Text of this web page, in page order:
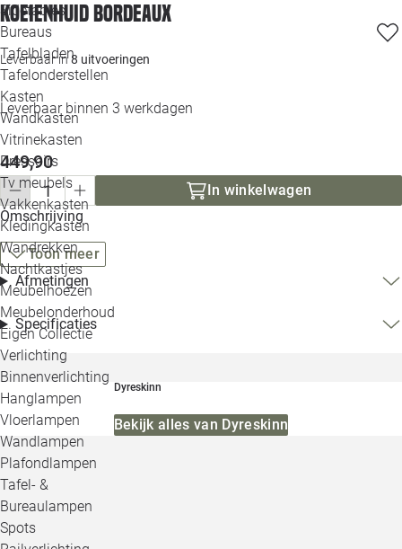
Sidetables
Bureaus
Tafelbladen
Tafelonderstellen
Kasten
Wandkasten
Vitrinekasten
Dressoirs
Tv meubels
Vakkenkasten
Kledingkasten
Wandrekken
Nachtkastjes
Meubelhoezen
Meubelonderhoud
Eigen Collectie
Verlichting
Binnenverlichting
Hanglampen
Vloerlampen
Wandlampen
Plafondlampen
Tafel- &
Bureaulampen
Spots
Koeienhuid bordeaux
Leverbaar in8 uitvoeringen
Leverbaar binnen 3 werkdagen
449,90
In winkelwagen
Omschrijving
Toon meer
Afmetingen
Specificaties
Dyreskinn
Bekijk alles van Dyreskinn